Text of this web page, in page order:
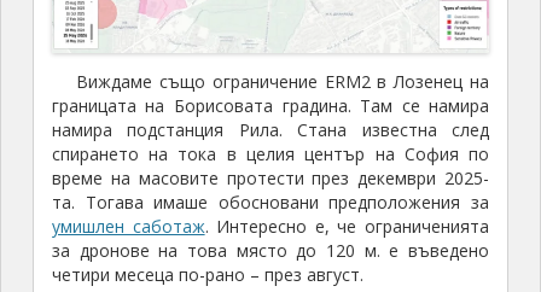
Виждаме също ограничение ERM2 в Лозенец на
границата на Борисовата градина. Там се намира
намира подстанция Рила. Стана известна след
спирането на тока в целия център на София по
време на масовите протести през декември 2025-
та. Тогава имаше обосновани предположения за
умишлен саботаж. Интересно е, че ограниченията
за дронове на това място до 120 м. е въведено
четири месеца по-рано – през август.